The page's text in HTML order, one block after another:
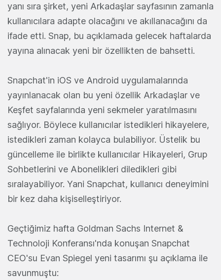
yanı sıra şirket, yeni Arkadaşlar sayfasının zamanla
kullanıcılara adapte olacağını ve akıllanacağını da
ifade etti. Snap, bu açıklamada gelecek haftalarda
yayına alınacak yeni bir özellikten de bahsetti.
Snapchat'in iOS ve Android uygulamalarında
yayınlanacak olan bu yeni özellik Arkadaşlar ve
Keşfet sayfalarında yeni sekmeler yaratılmasını
sağlıyor. Böylece kullanıcılar istedikleri hikayelere,
istedikleri zaman kolayca bulabiliyor. Üstelik bu
güncelleme ile birlikte kullanıcılar Hikayeleri, Grup
Sohbetlerini ve Abonelikleri diledikleri gibi
sıralayabiliyor. Yani Snapchat, kullanıcı deneyimini
bir kez daha kişiselleştiriyor.
Geçtiğimiz hafta Goldman Sachs Internet &
Technoloji Konferansı'nda konuşan Snapchat
CEO'su Evan Spiegel yeni tasarımı şu açıklama ile
savunmuştu: